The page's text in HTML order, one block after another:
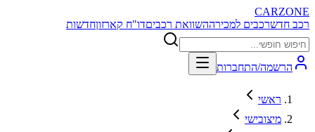
CARZONE
רכב חדשרכבים למכירההשוואת רכביםדו"ח קארזוןחדשות
הרשמה/התחברות
ראשי
מיצובישי